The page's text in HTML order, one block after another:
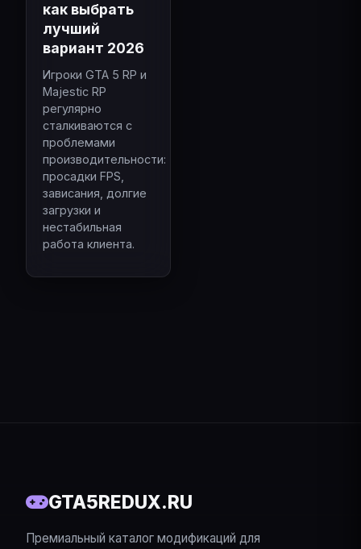
как выбрать
лучший
вариант 2026
Игроки GTA 5 RP и
Majestic RP
регулярно
сталкиваются с
проблемами
производительности:
просадки FPS,
зависания, долгие
загрузки и
нестабильная
работа клиента.
GTA5REDUX.RU
Премиальный каталог модификаций для